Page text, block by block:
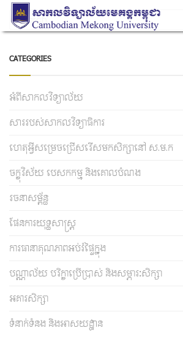
CATEGORIES
អំពីសាកលវិទ្យាល័យ
សាររបស់សាកលវិទ្យាធិការ
ហេតុអ្វីសម្រេចជ្រើសរើសមកសិក្សានៅ ស.ម.ក
ចក្ខុវិស័យ បេសកកម្ម និងគោលបំណង
រចនាសម្ព័ន្ធ
ផែនការយុទ្ធសាស្រ្ត
ការធានាគុណភាពអប់រំផ្ទៃក្នុង
បណ្ណាល័យ បរិក្ខាប្រើប្រាស់ និងសម្ភារៈសិក្សា
អគារសិក្សា
ទំនាក់ទំនង និងអាសយដ្ឋាន